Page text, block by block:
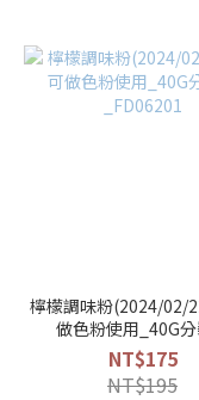
檸檬調味粉(2024/02/
做色粉使用_40G
_FD06201
NT$175
NT$195